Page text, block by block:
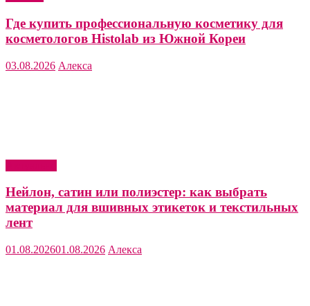
Где купить профессиональную косметику для
косметологов Histolab из Южной Кореи
03.08.2026 Алекса
Нейлон, сатин или полиэстер: как выбрать
материал для вшивных этикеток и текстильных
лент
01.08.202601.08.2026 Алекса